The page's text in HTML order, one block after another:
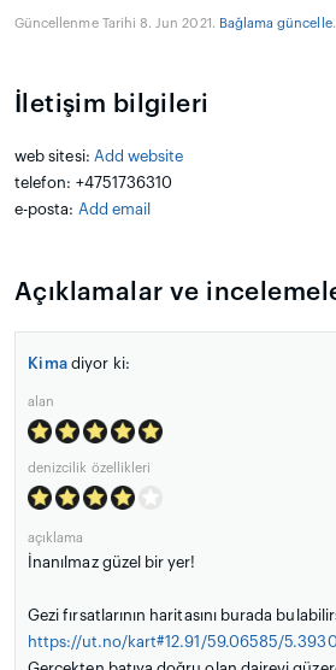
Güncellenme Tarihi 8. Jun 2021. Bağlama güncelle.
İletişim bilgileri
web sitesi: Add website
telefon: +4751736310
e-posta: Add email
Açıklamalar ve
Kima diyor ki:
alan
denizcilik özellikleri
açıklama
İnanılmaz güzel bir yer!
Gezi fırsatlarının haritasını burada
https://ut.no/kart#12.91/59.06585/